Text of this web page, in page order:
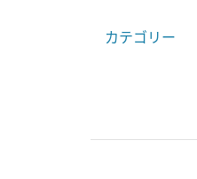
カテゴリー